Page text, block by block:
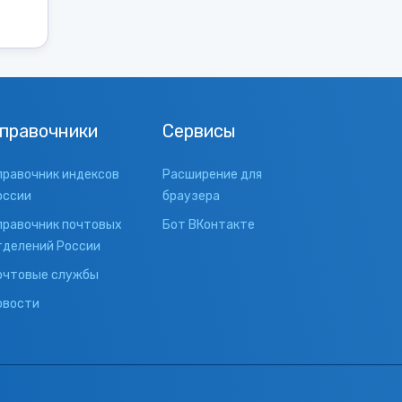
индексов
почтовых
России
службы
Сервисы
Расширение для
браузера
Бот ВКонтакте